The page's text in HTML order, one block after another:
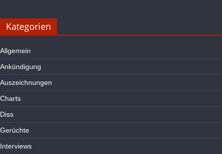
Kategorien
Allgemein
Ankündigung
Auszeichnungen
Charts
Diss
Gerüchte
Interviews